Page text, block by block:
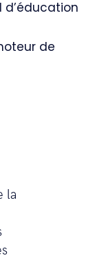
de
la